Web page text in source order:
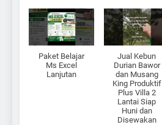
Paket Belajar
Ms Excel
Lanjutan
Jual Kebun
Durian Bawor
dan Musang
King Produktif
Plus Villa 2
Lantai Siap
Huni dan
Disewakan